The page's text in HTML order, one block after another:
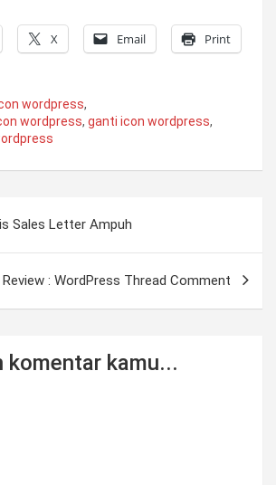
X Email Print
wordpress,
wordpress, ganti icon wordpress,
Sales Letter Ampuh
Review : WordPress Thread Comment
komentar kamu...